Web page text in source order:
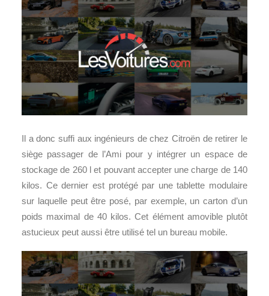
Il a donc suffi aux ingénieurs de chez Citroën de retirer le
siège passager de l’Ami pour y intégrer un espace de
stockage de 260 l et pouvant accepter une charge de 140
kilos. Ce dernier est protégé par une tablette modulaire
sur laquelle peut être posé, par exemple, un carton d’un
poids maximal de 40 kilos. Cet élément amovible plutôt
astucieux peut aussi être utilisé tel un bureau mobile.